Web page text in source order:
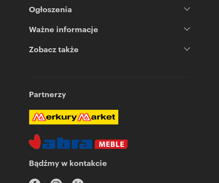
Ogłoszenia
Ważne informacje
Zobacz także
Partnerzy
Bądźmy w kontakcie